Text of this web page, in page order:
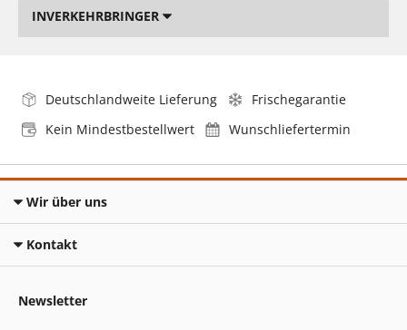
INVERKEHRBRINGER
Deutschlandweite Lieferung
Frischegarantie
Kein Mindestbestellwert
Wunschliefertermin
Wir über uns
Kontakt
Newsletter